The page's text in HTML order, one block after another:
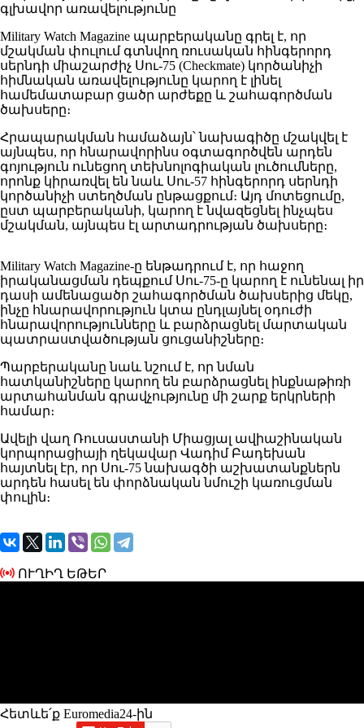
Military Watch Magazine պարբերականը գրել է, որ
մշակման փուլում գտնվող ռուսական հինգերորդ
սերնդի միաշարժիչ Սու-75 (Checkmate) կործանիչի
հիմնական առավելությունը կարող է լինել
համեմատաբար ցածր արժեքը և շահագործման
ծախսերը։
Հրապարակման համաձայն՝ նախագիծը մշակվել է
այնպես, որ հնարավորինս օգտագործվեն արդեն
գոյություն ունեցող տեխնոլոգիական լուծումները,
որոնք կիրառվել են նաև Սու-57 հինգերորդ սերնդի
կործանիչի ստեղծման ընթացքում։ Այդ մոտեցումը,
ըստ պարբերականի, կարող է նվազեցնել ինչպես
մշակման, այնպես էլ արտադրության ծախսերը։
Military Watch Magazine-ը ենթադրում է, որ հաջող
իրականացման դեպքում Սու-75-ը կարող է ունենալ իր
դասի ամենացածր շահագործման ծախսերից մեկը,
ինչը հնարավորություն կտա ընդլայնել օդուժի
հնարավորությունները և բարձրացնել մարտական
պատրաստվածության ցուցանիշները։
Պարբերականը նաև նշում է, որ նման
հատկանիշները կարող են բարձրացնել ինքնաթիռի
արտահանման գրավչությունը մի շարք երկրների
համար։
Ավելի վաղ Ռուսաստանի Միացյալ ավիաշինական
կորպորացիայի ղեկավար Վադիմ Բադեխան
հայտնել էր, որ Սու-75 նախագծի աշխատանքներն
արդեն հասել են փորձնական նմուշի կառուցման
փուլին։
ՈՒՂԻՂ ԵԹԵՐ
Հետևե՛ք Euromedia24-ին